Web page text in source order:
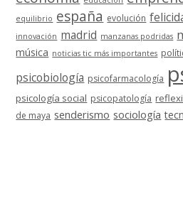
equilibrio españa evolución
innovación madrid manzanas podridas
música noticias tic más importantes
psicobiología psicofarmacología
psicología social psicopatología
de maya senderismo sociología